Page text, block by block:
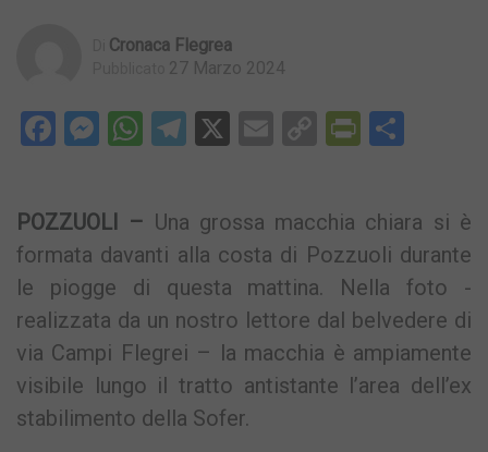
Cronaca Flegrea
27 Marzo 2024
Facebook
Messenger
WhatsApp
Telegram
X EmailCopy
POZZUOLI – Una grossa macchia chiara si è
formata davanti alla costa di Pozzuoli durante
le piogge di questa mattina. Nella foto -
realizzata da un nostro lettore dal belvedere di
via Campi Flegrei – la macchia è ampiamente
visibile lungo il tratto antistante l’area dell’ex
stabilimento della Sofer.